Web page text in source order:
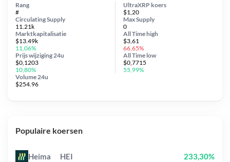
UltraXRP koers
$1,20
Circulating Supply
11.21k
Prijs wijziging 24u
$0,1203
10,80%
Max Supply
0
Marktkapitalisatie
$13.49k
11,06%
Volume 24u
$254.96
Rang
#
All Timehigh
$3,61
66,65%
All Time low
$0,7715
55,99%
Populaire koersen
Heima HEI 233,30%